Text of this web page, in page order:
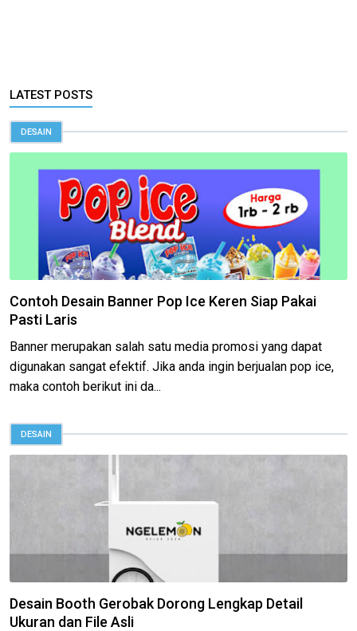
LATEST POSTS
DESAIN
Contoh Desain Banner Pop Ice Keren Siap Pakai
Pasti Laris
Banner merupakan salah satu media promosi yang dapat
digunakan sangat efektif. Jika anda ingin berjualan pop ice,
maka contoh berikut ini da...
DESAIN
Desain Booth Gerobak Dorong Lengkap Detail
Ukuran dan File Asli